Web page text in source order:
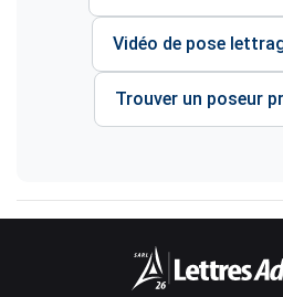
Vidéo de pose
Trouver un poseur